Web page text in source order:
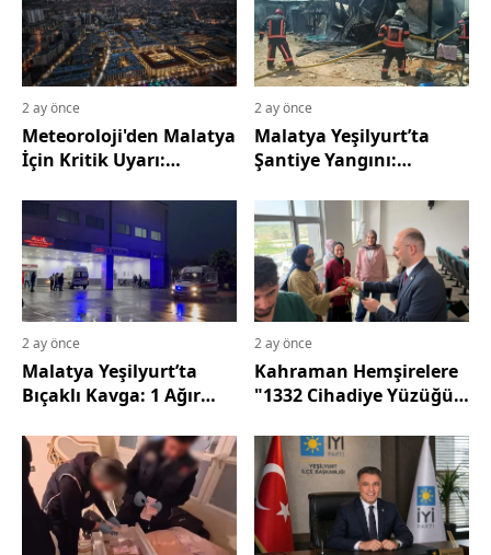
2 ay önce
Meteoroloji'den Malatya
İçin Kritik Uyarı:
Taşınımına Dikkat!
2 ay önce
Malatya Yeşilyurt’ta
Şantiye Yangını:
Konteyner Kül Oldu
2 ay önce
Malatya Yeşilyurt’ta
Bıçaklı Kavga: 1 Ağır
2 ay önce
Kahraman Hemşirelere
"1332 Cihadiye Yüzüğü"